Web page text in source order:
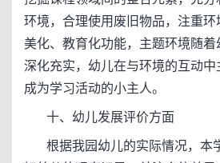
环境，合理使用废旧物品，注重
美化、教育化功能，主题环境随
深化充实，幼儿在与环境的互动
成为学习活动的小主人。
十、幼儿发展评价方面
根据我园幼儿的实际情况，本